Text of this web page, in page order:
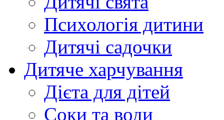
Психологія дитини
Дитячі садочки
Дитяче харчування
Дієта для дітей
Соки та води